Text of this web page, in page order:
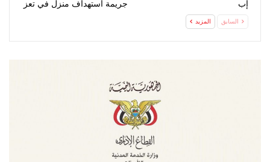
إب جريمة استهداف منزل في تعز
السابق المزيد